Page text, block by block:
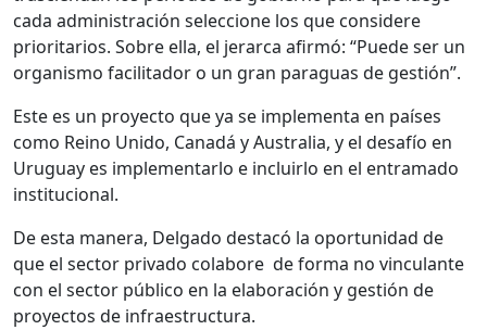
cada administración seleccione los que considere
prioritarios. Sobre ella, el jerarca afirmó: “Puede ser un
organismo facilitador o un gran paraguas de gestión”.
Este es un proyecto que ya se implementa en países
como Reino Unido, Canadá y Australia, y el desafío en
Uruguay es implementarlo e incluirlo en el entramado
institucional.
De esta manera, Delgado destacó la oportunidad de
que el sector privado colabore de forma no vinculante
con el sector público en la elaboración y gestión de
proyectos de infraestructura.